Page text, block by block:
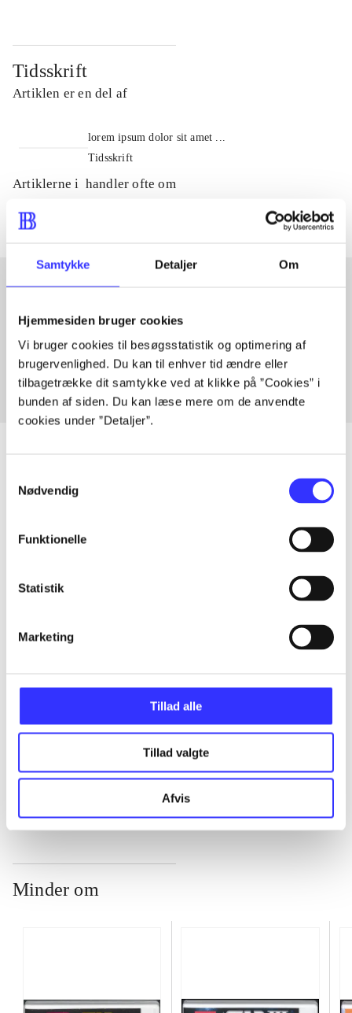
Samtykke Detaljer Om
Hjemmesiden bruger cookies
Vi bruger cookies til besøgsstatistik og optimering af
brugervenlighed. Du kan til enhver tid ændre eller
tilbagetrække dit samtykke ved at klikke på ”Cookies” i
bunden af siden. Du kan læse mere om de anvendte
cookies under ”Detaljer”.
Nødvendig
Funktionelle
Statistik
Marketing
Tillad alle
Tillad valgte
Afvis
Tidsskrift
Artiklen er en del af
lorem ipsum dolor sit amet ...
Tidsskrift
Artiklerne i handler ofte om
Artikler med samme emner
Fra
Artikler
...
Minder om